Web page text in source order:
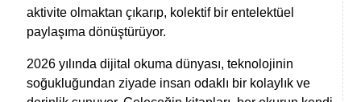
aktivite olmaktan çıkarıp, kolektif bir entelektüel
paylaşıma dönüştürüyor.
2026 yılında dijital okuma dünyası, teknolojinin
soğukluğundan ziyade insan odaklı bir kolaylık ve